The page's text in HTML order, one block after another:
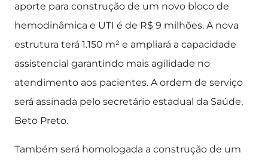
aporte para construção de um novo bloco de
hemodinâmica e UTI é de R$ 9 milhões. A nova
estrutura terá 1.150 m² e ampliará a capacidade
assistencial garantindo mais agilidade no
atendimento aos pacientes. A ordem de serviço
será assinada pelo secretário estadual da Saúde,
Beto Preto.
Também será homologada a construção de um